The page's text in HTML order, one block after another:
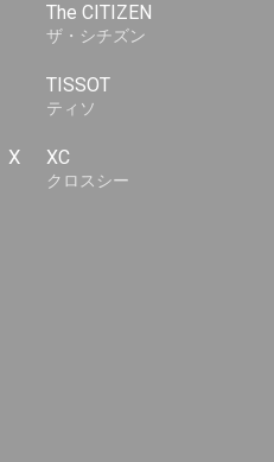
The CITIZEN
ザ・シチズン
TISSOT
ティソ
X XC
クロスシー